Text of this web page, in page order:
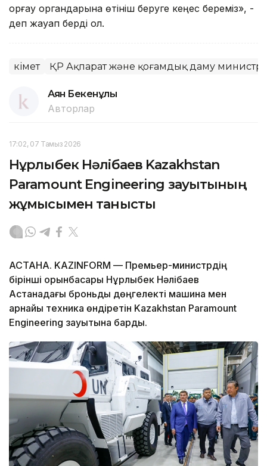
қорғау органдарына өтініш беруге кеңес береміз», -
деп жауап берді ол.
Үкімет ҚР Ақпарат және қоғамдық даму
Аян Бекенұлы
Авторлар
17:02, 07 Тамыз 2026
Нұрлыбек Нәлібаев Kazakhstan
Paramount Engineering зауытының
жұмысымен танысты
АСТАНА. KAZINFORM — Премьер-министрдің
бірінші орынбасары Нұрлыбек Нәлібаев
Астанадағы броньды дөңгелекті машина мен
арнайы техника өндіретін Kazakhstan Paramount
Engineering зауытына барды.